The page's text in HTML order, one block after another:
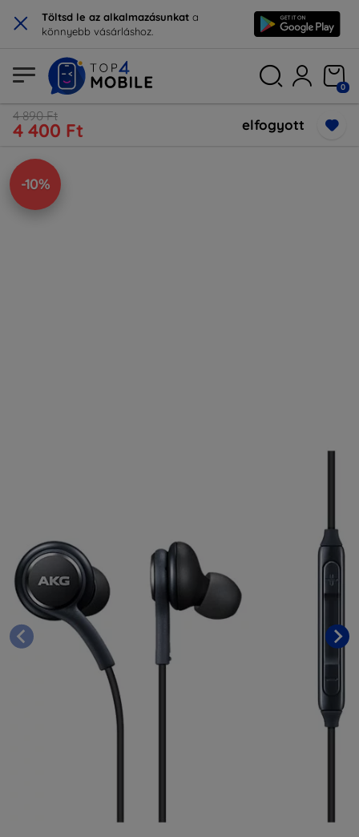
× Töltsd le az alkalmazásunkat a
könnyebb vásárláshoz.
0
4 890 Ft
4 400 Ft elfogyott
-10%